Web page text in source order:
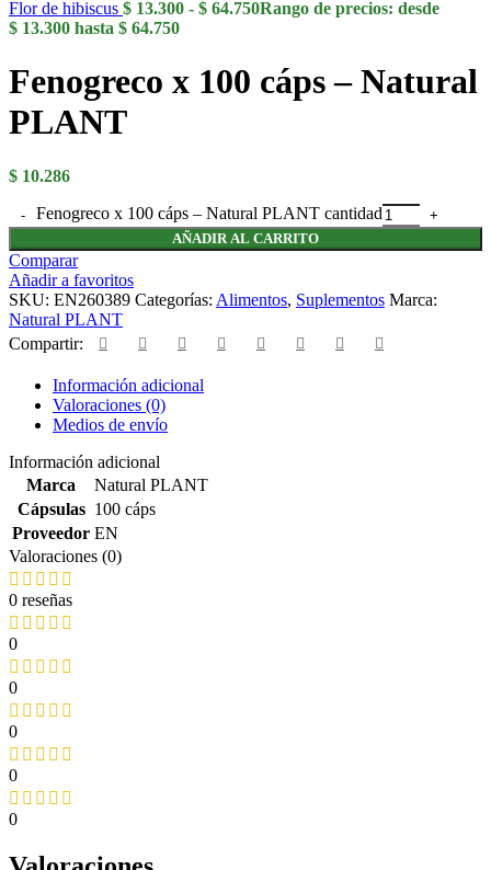
Flor de hibiscus $ 13.300 - $ 64.750Rango de precios: desde
$ 13.300 hasta $ 64.750
Fenogreco x 100 cáps – Natural
PLANT
$ 10.286
Fenogreco x 100 cáps – Natural PLANT cantidad
AÑADIR AL CARRITO
Comparar
Añadir a favoritos
SKU: EN260389 Categorías: Alimentos, Suplementos Marca:
Natural PLANT
Compartir:
Información adicional
Valoraciones (0)
Medios de envío
Información adicional
Marca
Natural PLANT
Cápsulas 100 cáps
Proveedor EN
Valoraciones (0)
0 reseñas
0
0
0
0
0